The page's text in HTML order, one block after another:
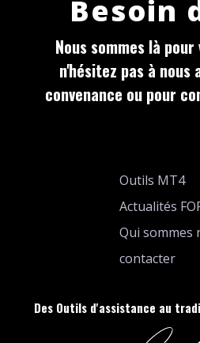
Besoin
Nous sommes là
n'hésitez pas à nous
convenance ou pour
Outils MT4
Actualités
Qui sommes
contacter
Des Outils d'assistance au